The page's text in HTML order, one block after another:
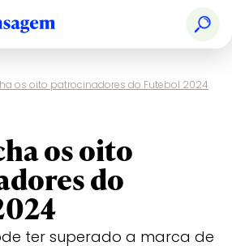
os oito patrocinadores do Futebol 2024
os oito
do
ter superado a marca de